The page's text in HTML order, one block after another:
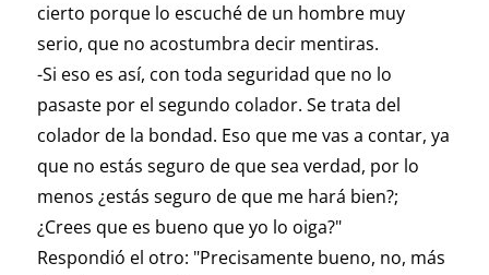
cierto porque lo escuché de un hombre muy
serio, que no acostumbra decir mentiras.
-Si eso es así, con toda seguridad que no lo
pasaste por el segundo colador. Se trata del
colador de la bondad. Eso que me vas a contar, ya
que no estás seguro de que sea verdad, por lo
menos ¿estás seguro de que me hará bien?;
¿Crees que es bueno que yo lo oiga?"
Respondió el otro: "Precisamente bueno, no, más